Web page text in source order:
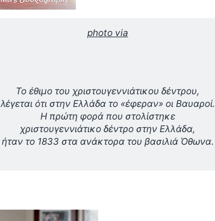
photo via
Το έθιμο του χριστουγεννιάτικου δέντρου,
λέγεται ότι στην Ελλάδα το «έφεραν» οι Βαυαροί.
Η πρώτη φορά που στολίστηκε
χριστουγεννιάτικο δέντρο στην Ελλάδα,
ήταν το 1833 στα ανάκτορα του βασιλιά Όθωνα.